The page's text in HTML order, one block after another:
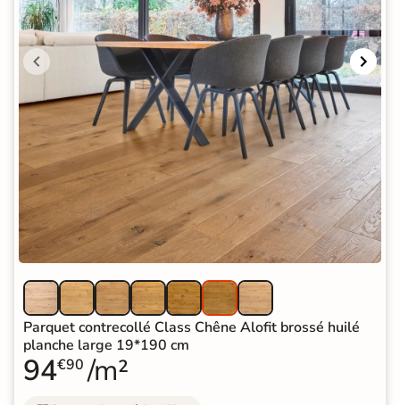
Parquet contrecollé Class Chêne Alofit brossé huilé
planche large 19*190 cm
94€90 /m²